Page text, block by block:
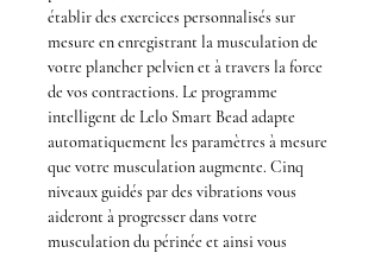
établir des exercices personnalisés sur
mesure en enregistrant la musculation de
votre plancher pelvien et à travers la force
de vos contractions. Le programme
intelligent de Lelo Smart Beadadapte
automatiquement les paramètres à mesure
que votre musculation augmente. Cinq
niveaux guidés par des vibrations vous
aideront à progresser dans votre
musculation du périnée et ainsi vous